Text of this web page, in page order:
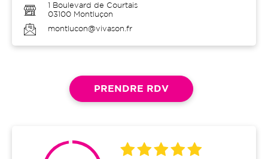
1 Boulevard de Courtais
03100 Montluçon
montlucon@vivason.fr
PRENDRE RDV